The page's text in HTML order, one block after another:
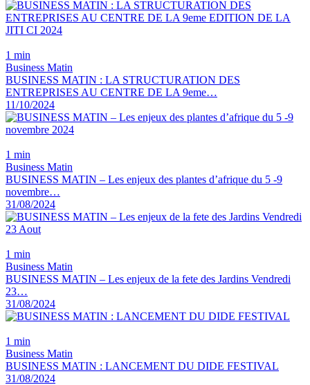
1 min
Business Matin
BUSINESS MATIN : LA STRUCTURATION DES
ENTREPRISES AU CENTRE DE LA 9eme…
11/10/2024
1 min
Business Matin
BUSINESS MATIN – Les enjeux des plantes d’afrique du 5 -9
novembre…
31/08/2024
1 min
Business Matin
BUSINESS MATIN – Les enjeux de la fete des Jardins Vendredi
23…
31/08/2024
1 min
Business Matin
BUSINESS MATIN : LANCEMENT DU DIDE FESTIVAL
31/08/2024